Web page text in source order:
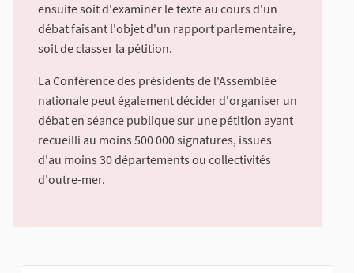
ensuite soit d'examiner le texte au cours d'un
débat faisant l'objet d'un rapport parlementaire,
soit de classer la pétition.
La Conférence des présidents de l'Assemblée
nationale peut également décider d'organiser un
débat en séance publique sur une pétition ayant
recueilli au moins 500 000 signatures, issues
d'au moins 30 départements ou collectivités
d'outre-mer.